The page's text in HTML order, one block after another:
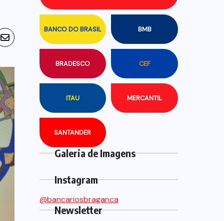
BANCO DO BRASIL BMB
BRADESCO CEF
ITAU MERCANTIL
SANTANDER
Galeria de Imagens
Instagram
@bancariosbraganca
Newsletter